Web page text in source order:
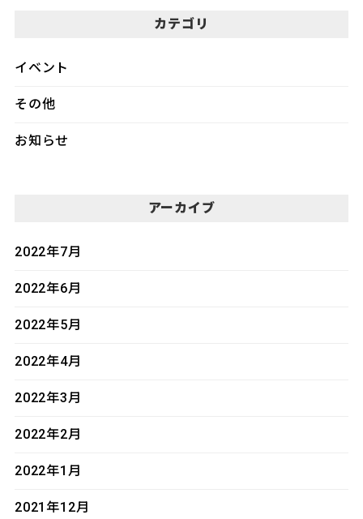
カテゴリ
イベント
その他
お知らせ
アーカイブ
2022年7月
2022年6月
2022年5月
2022年4月
2022年3月
2022年2月
2022年1月
2021年12月